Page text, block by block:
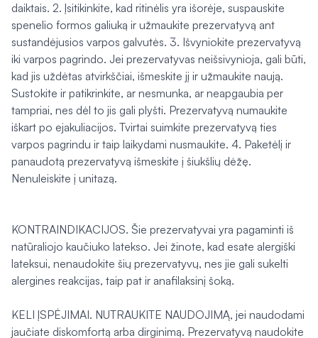
daiktais. 2. Įsitikinkite, kad ritinėlis yra išorėje, suspauskite
spenelio formos galiuką ir užmaukite prezervatyvą ant
sustandėjusios varpos galvutės. 3. Išvyniokite prezervatyvą
iki varpos pagrindo. Jei prezervatyvas neišsivynioja, gali būti,
kad jis uždėtas atvirkščiai, išmeskite jį ir užmaukite naują.
Sustokite ir patikrinkite, ar nesmunka, ar neapgaubia per
tampriai, nes dėl to jis gali plyšti. Prezervatyvą numaukite
iškart po ejakuliacijos. Tvirtai suimkite prezervatyvą ties
varpos pagrindu ir taip laikydami nusmaukite. 4. Paketėlį ir
panaudotą prezervatyvą išmeskite į šiukšlių dėžę.
Nenuleiskite į unitazą.
KONTRAINDIKACIJOS. Šie prezervatyvai yra pagaminti iš
natūraliojo kaučiuko latekso. Jei žinote, kad esate alergiški
lateksui, nenaudokite šių prezervatyvų, nes jie gali sukelti
alergines reakcijas, taip pat ir anafilaksinį šoką.
KELI ĮSPĖJIMAI. NUTRAUKITE NAUDOJIMĄ, jei naudodami
jaučiate diskomfortą arba dirginimą. Prezervatyvą naudokite